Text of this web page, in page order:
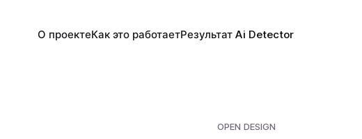
О проектеКак это работаетРезультат Ai Detector
OPEN DESIGN